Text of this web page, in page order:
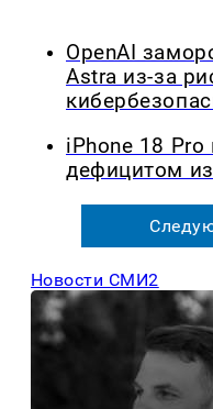
OpenAI
Astra из-за
iPhone 18 Pro
дефицитом
Новости СМИ2